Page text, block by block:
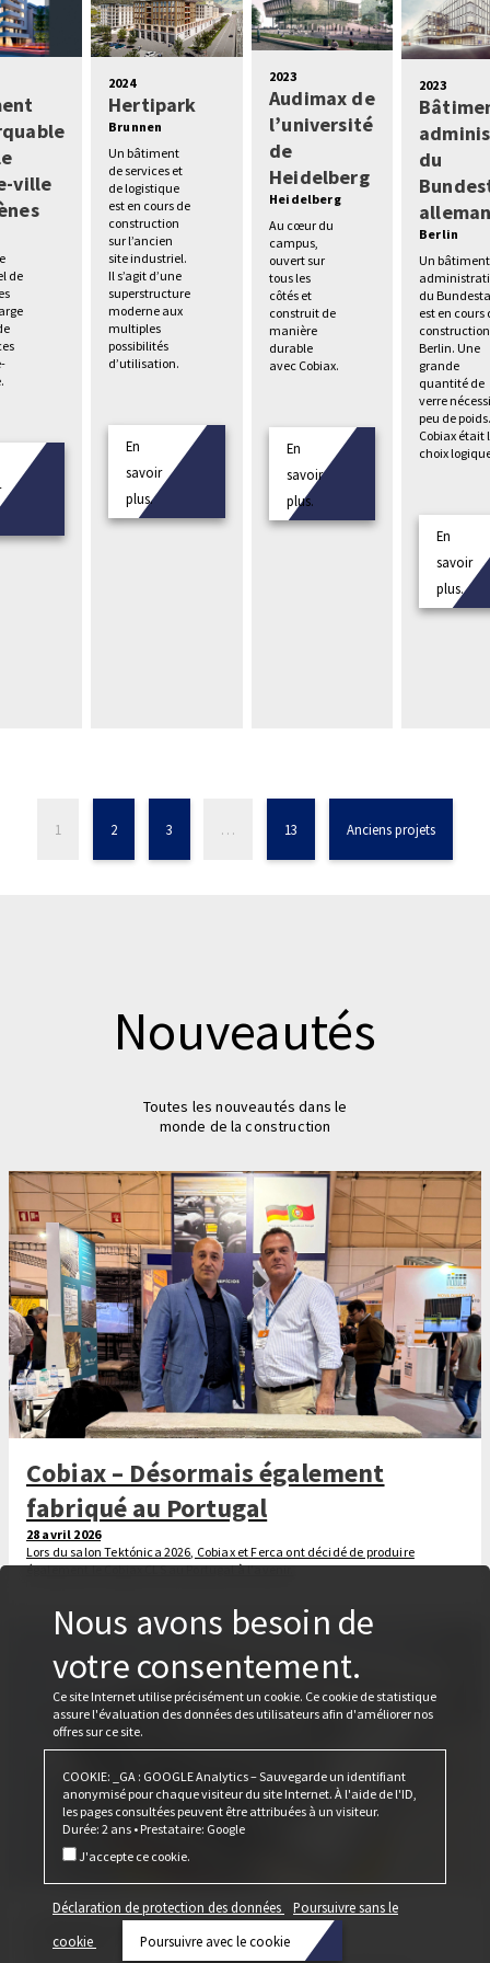
ville
de
2024
Hertipark
Brunnen
Un bâtiment
de services et
de logistique
est en cours de
construction
sur l’ancien
site industriel.
Il s’agit d’une
superstructure
moderne aux
multiples
possibilités
d’utilisation.
En
savoir
plus.
2023
Audimax de
l’université
de
Heidelberg
Heidelberg
Au cœur du
campus,
ouvert sur
tous les
côtés et
construit de
manière
durable
avec Cobiax.
En
savoir
plus.
2023
du
Berlin
Un bâtiment
du
est en cours
Berlin. Une
grande
quantité de
verre
peu de
Cobiax était
choix
En
savoir
plus.
1 2 3 … 13 Anciens projets
Nouveautés
Toutes les nouveautés dans le
monde de la construction
Cobiax – Désormais également
fabriqué au Portugal
28 avril 2026
Lors du salon Tektónica 2026, Cobiax et Ferca ont décidé de produire
également le Cobiax CLS au Portugal à l'avenir.
C’était le salon Bau 2025
24 février 2025
Nous avons besoin de
votre consentement.
Ce site Internet utilise précisément un cookie. Ce cookie de statistique
assure l'évaluation des données des utilisateurs afin d'améliorer nos
offres sur ce site.
COOKIE: _GA : GOOGLE Analytics – Sauvegarde un identifiant
anonymisé pour chaque visiteur du site Internet. À l'aide de l'ID,
les pages consultées peuvent être attribuées à un visiteur.
Durée: 2 ans • Prestataire: Google
J'accepte ce cookie.
Déclaration de protection des données
Poursuivre sans le
cookie
Poursuivre avec le cookie